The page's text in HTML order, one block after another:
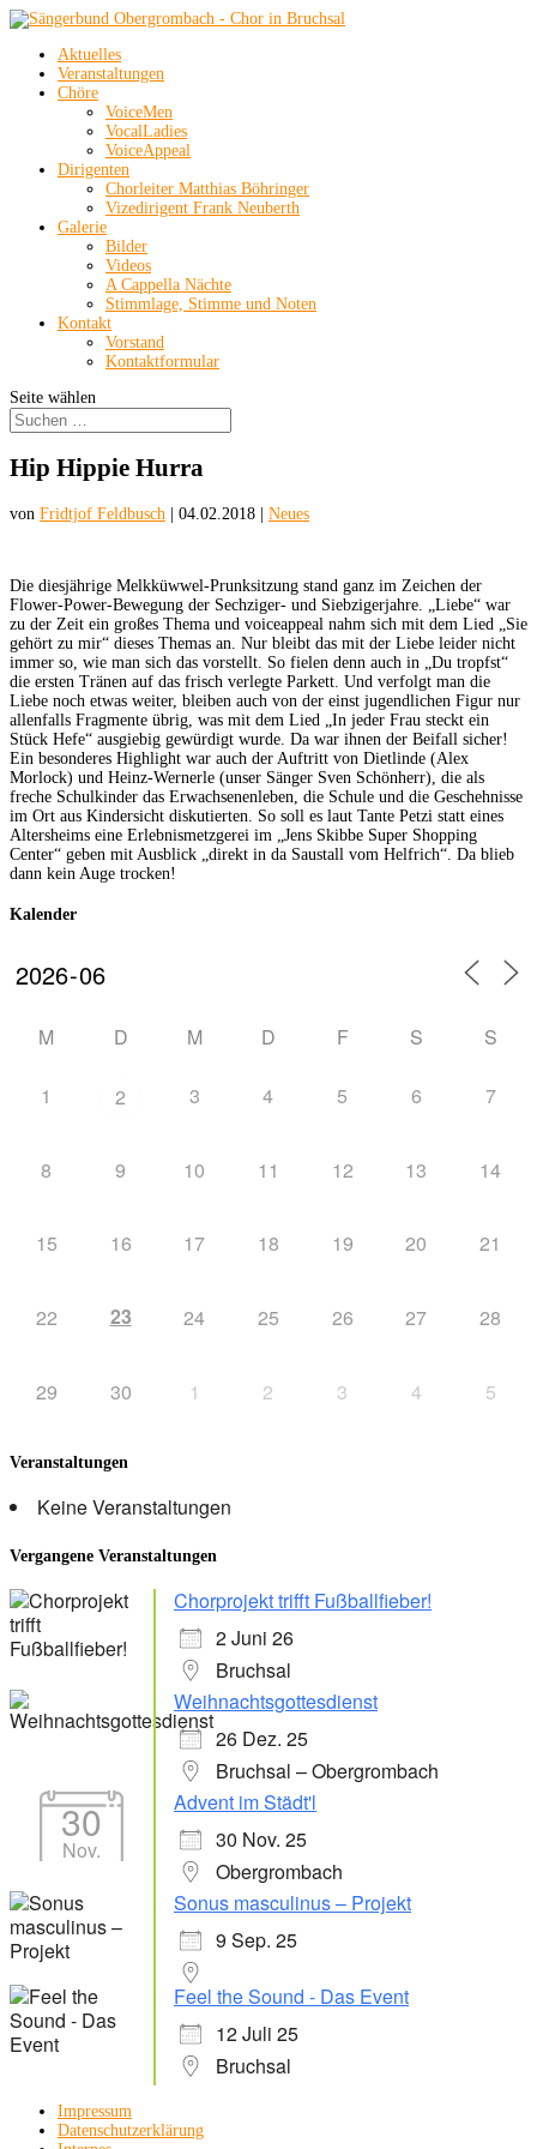
Aktuelles
Veranstaltungen
Chöre
VoiceMen
VocalLadies
VoiceAppeal
Dirigenten
Chorleiter Matthias Böhringer
Vizedirigent Frank Neuberth
Galerie
Bilder
Videos
A Cappella Nächte
Stimmlage, Stimme und Noten
Kontakt
Vorstand
Kontaktformular
Seite wählen
Hip Hippie Hurra
von Fridtjof Feldbusch 04.02.2018 Neues
Die diesjährige Melkküwwel-Prunksitzung stand ganz im Zeichen der
Flower-Power-Bewegung der Sechziger- und Siebzigerjahre. „Liebe“ war
zu der Zeit ein großes Thema und voiceappeal nahm sich mit dem Lied „Sie
gehört zu mir“ dieses Themas an. Nur bleibt das mit der Liebe leider nicht
immer so, wie man sich das vorstellt. So fielen denn auch in „Du tropfst“
die ersten Tränen auf das frisch verlegte Parkett. Und verfolgt man die
Liebe noch etwas weiter, bleiben auch von der einst jugendlichen Figur nur
allenfalls Fragmente übrig, was mit dem Lied „In jeder Frau steckt ein
Stück Hefe“ ausgiebig gewürdigt wurde. Da war ihnen der Beifall sicher!
Ein besonderes Highlight war auch der Auftritt von Dietlinde (Alex
Morlock) und Heinz-Wernerle (unser Sänger Sven Schönherr), die als
freche Schulkinder das Erwachsenenleben, die Schule und die Geschehnisse
im Ort aus Kindersicht diskutierten. So soll es laut Tante Petzi statt eines
Altersheims eine Erlebnismetzgerei im „Jens Skibbe Super Shopping
Center“ geben mit Ausblick „direkt in da Saustall vom Helfrich“. Da blieb
dann kein Auge trocken!
Kalender
M D M D F S S
1 2 3 4 5 6 7
8 9 10 11 12 13 14
15 16 17 18 19 20 21
22 23 24 25 26 27 28
29 30 1 2 3 4 5
Veranstaltungen
Keine Veranstaltungen
Vergangene Veranstaltungen
Chorprojekt trifft Fußballfieber!
2 Juni 26
Bruchsal
Weihnachtsgottesdienst
26 Dez. 25
Bruchsal – Obergrombach
30
Nov.
Advent im Städt'l
30 Nov. 25
Obergrombach
Sonus masculinus – Projekt
9 Sep. 25
Feel the Sound - Das Event
12 Juli 25
Bruchsal
Impressum
Datenschutzerklärung